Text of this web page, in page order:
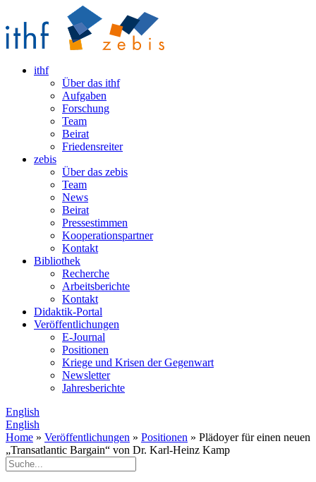
ithf
Über das ithf
Aufgaben
Forschung
Team
Beirat
Friedensreiter
zebis
Über das zebis
Team
News
Beirat
Pressestimmen
Kooperationspartner
Kontakt
Bibliothek
Recherche
Arbeitsberichte
Kontakt
Didaktik-Portal
Veröffentlichungen
E­-Journal
Positionen
Kriege und Krisen der Gegenwart
Newsletter
Jahresberichte
English
English
Home » Veröffentlichungen » Positionen » Plädoyer für einen neuen
„Transatlantic Bargain“ von Dr. Karl-Heinz Kamp